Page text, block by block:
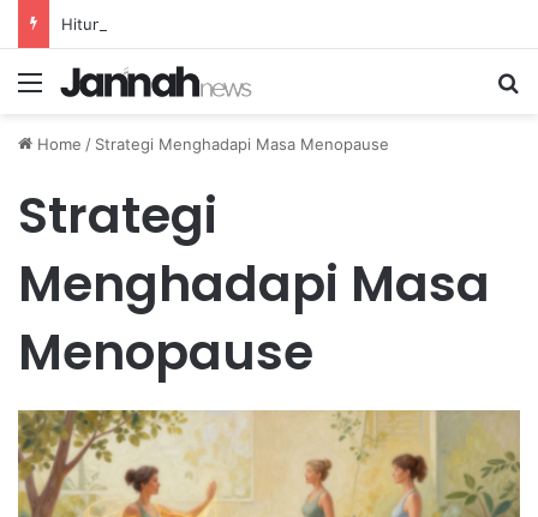
Menu
Home / Strategi Menghadapi Masa Menopause
Strategi
Menghadapi Masa
Menopause